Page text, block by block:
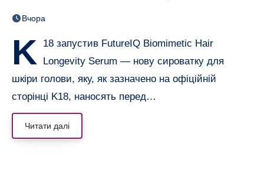
нічну сироватку FutureIQ
Вчора
K
18 запустив FutureIQ Biomimetic Hair
Longevity Serum — нову сироватку для
шкіри голови, яку, як зазначено на офіційній
сторінці K18, наносять перед…
Читати далі